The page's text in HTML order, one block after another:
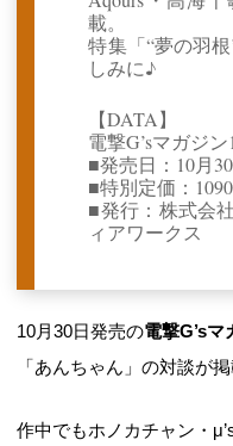
載。
特集「“夢の羽
しみに♪
【DATA】
電撃G’sマガジ
■発売日：10月
■特別定価：
■発行：株式会
ィアワークス
10月30日発売の電撃G’sマ
「あんちゃん」の対談が
作中でもホノカチャン・